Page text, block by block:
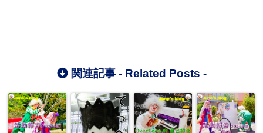
関連記事 - Related Posts -